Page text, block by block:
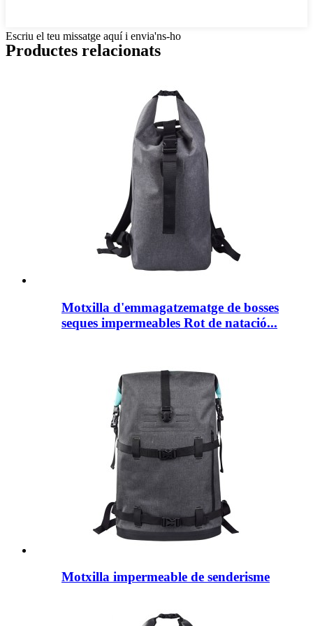
Escriu el teu missatge aquí i envia'ns-ho
Productes relacionats
Motxilla d'emmagatzematge de bosses
seques impermeables Rot de natació...
Motxilla impermeable de senderisme